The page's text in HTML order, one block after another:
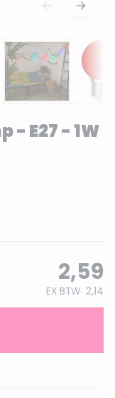
E27 - 1W
2,59
EX BTW 2,14